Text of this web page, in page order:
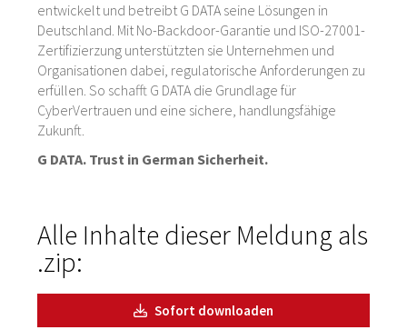
entwickelt und betreibt G DATA seine Lösungen in
Deutschland. Mit No-Backdoor-Garantie und ISO-27001-
Zertifizierzung unterstützten sie Unternehmen und
Organisationen dabei, regulatorische Anforderungen zu
erfüllen. So schafft G DATA die Grundlage für
CyberVertrauen und eine sichere, handlungsfähige
Zukunft.
G DATA. Trust in German Sicherheit.
Alle Inhalte dieser Meldung als
.zip:
Sofort downloaden